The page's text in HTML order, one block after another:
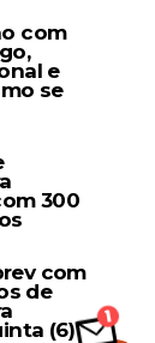
com
e
se
300
com
de
(6)